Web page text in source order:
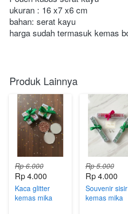
ukuran : 16 x7 x6 cm
bahan: serat kayu
harga sudah termasuk kemas
Produk Lainnya
Rp 6.000
Rp 4.000
Kaca glitter
kemas mika
Rp 5.000
Rp 4.000
Souvenir sisir
kemas mika